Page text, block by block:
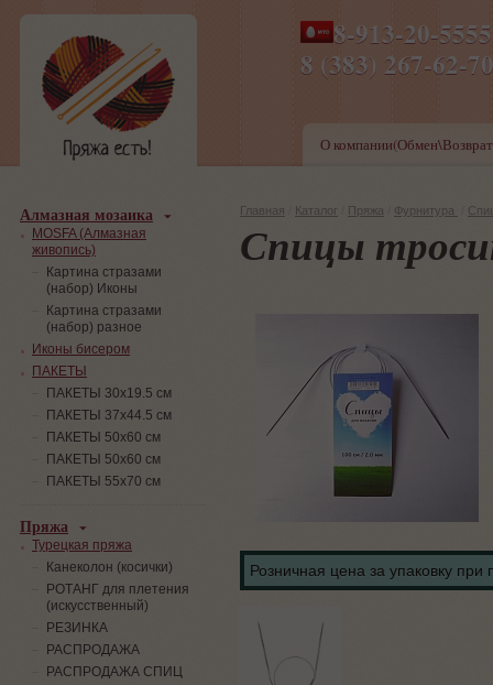
8-913-20-
8 (383) 267-
ПН-ПТ 8-17,СБ-ВС 9-
О
Главная Каталог Пряжа Фурнитура
Спицы
Розничная цена за упаковку при
Алмазная мозаика
MOSFA (Алмазная
живопись)
Картина стразами
(набор) Иконы
Картина стразами
(набор) разное
Иконы бисером
ПАКЕТЫ
ПАКЕТЫ 30х19.5 см
ПАКЕТЫ 37х44.5 см
ПАКЕТЫ 50х60 см
ПАКЕТЫ 50х60 см
ПАКЕТЫ 55х70 см
Пряжа
Турецкая пряжа
Канеколон (косички)
РОТАНГ для плетения
(искусственный)
PЕЗИНКА
РАСПРОДАЖА
РАСПРОДАЖА СПИЦ